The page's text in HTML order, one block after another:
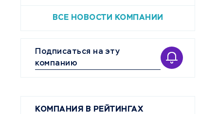
ВСЕ НОВОСТИ КОМПАНИИ
Подписаться на эту
компанию
КОМПАНИЯ В РЕЙТИНГАХ